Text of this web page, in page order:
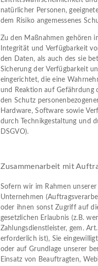
natürlicher Personen,
dem Risiko angemessenes
Zu den Maßnahmen gehören
Integrität und Verfügbarkeit
den Daten, als auch des sie
Sicherung der Verfügbarkeit
eingerichtet, die eine
und Reaktion auf Gefährdung
den Schutz
Hardware, Software sowie
durch Technikgestaltung und
DSGVO).
Zusammenarbeit mit
Sofern wir im Rahmen
Unternehmen
oder ihnen sonst Zugriff auf
gesetzlichen Erlaubnis (z.B.
Zahlungsdienstleister, gem.
erforderlich ist), Sie
oder auf Grundlage unserer
Einsatz von Beauftragten,